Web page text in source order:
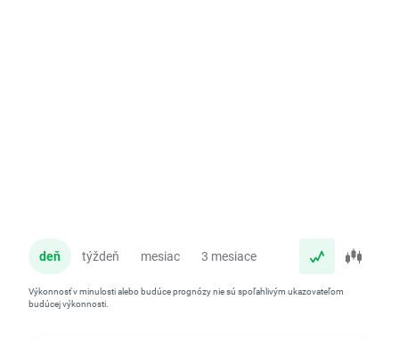
deň týždeň mesiac 3 mesiace
Výkonnosť v minulosti alebo budúce prognózy nie sú spoľahlivým ukazovateľom
budúcej výkonnosti.